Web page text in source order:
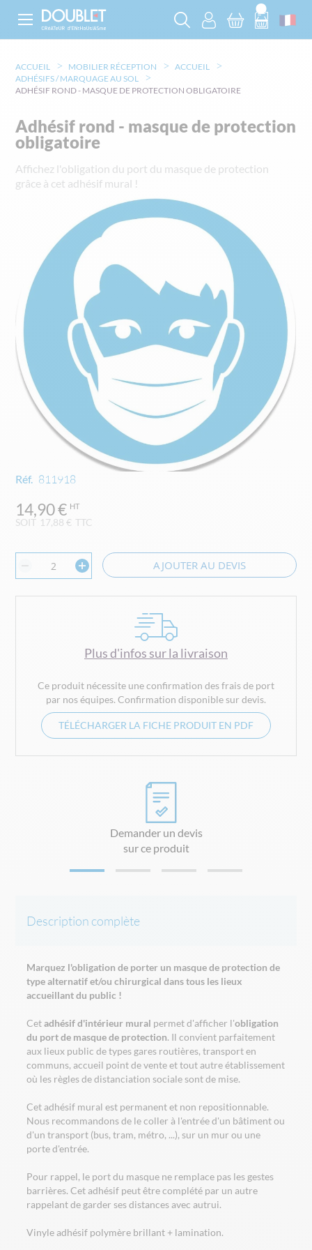
ACCUEIL MOBILIER RÉCEPTION
ACCUEIL
ADHÉSIFS / MARQUAGE AU SOL
ADHÉSIF ROND - MASQUE DE PROTECTION OBLIGATOIRE
Réf. 811918
SOIT 17,88 € TTC
14,90 €
AJOUTER AU DEVIS
Plus d'infos sur la livraison
Ce produit nécessite une confirmation des frais de port
par nos équipes. Confirmation disponible sur devis.
TÉLÉCHARGER LA FICHE PRODUIT EN PDF
Adhésif rond - masque de protection
obligatoire
Affichez l'obligation du port du masque de protection
grâce à cet adhésif mural !
images
gallery
Skip
the
beginning
Demander un devis
sur ce produit
Description complète
Marquez l'obligation de porter un masque de protection de
type alternatif et/ou chirurgical dans tous les lieux
accueillant du public !
Cetadhésif d'intérieur mural permet d'afficher l'obligation
du port de masque de protection. Il convient parfaitement
aux lieux public de types gares routières, transport en
communs, accueil point de vente et tout autre établissement
où les règles de distanciation sociale sont de mise.
Cet adhésif mural est permanent et non repositionnable.
Nous recommandons de le coller à l'entrée d'un bâtiment ou
d'un transport (bus, tram, métro, ...), sur un mur ou une
porte d'entrée.
Pour rappel, le port du masque ne remplace pas les gestes
barrières. Cet adhésif peut être complété par un autre
rappelant degarder ses distancesavec autrui.
Vinyle adhésif polymère brillant + lamination.